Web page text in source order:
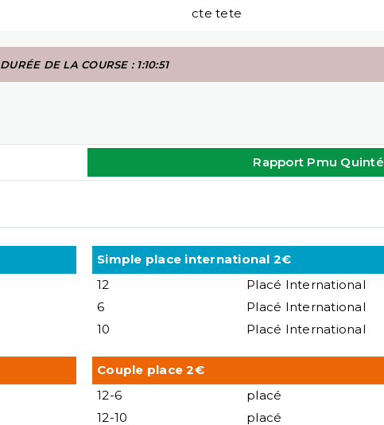
cte tete
DURÉE DE LA COURSE : 1:10:51
Rapport Pmu Quinté
Simple place international 2€
12
Placé International
6
Placé International
10
Placé International
Couple place 2€
12-6
placé
12-10
placé